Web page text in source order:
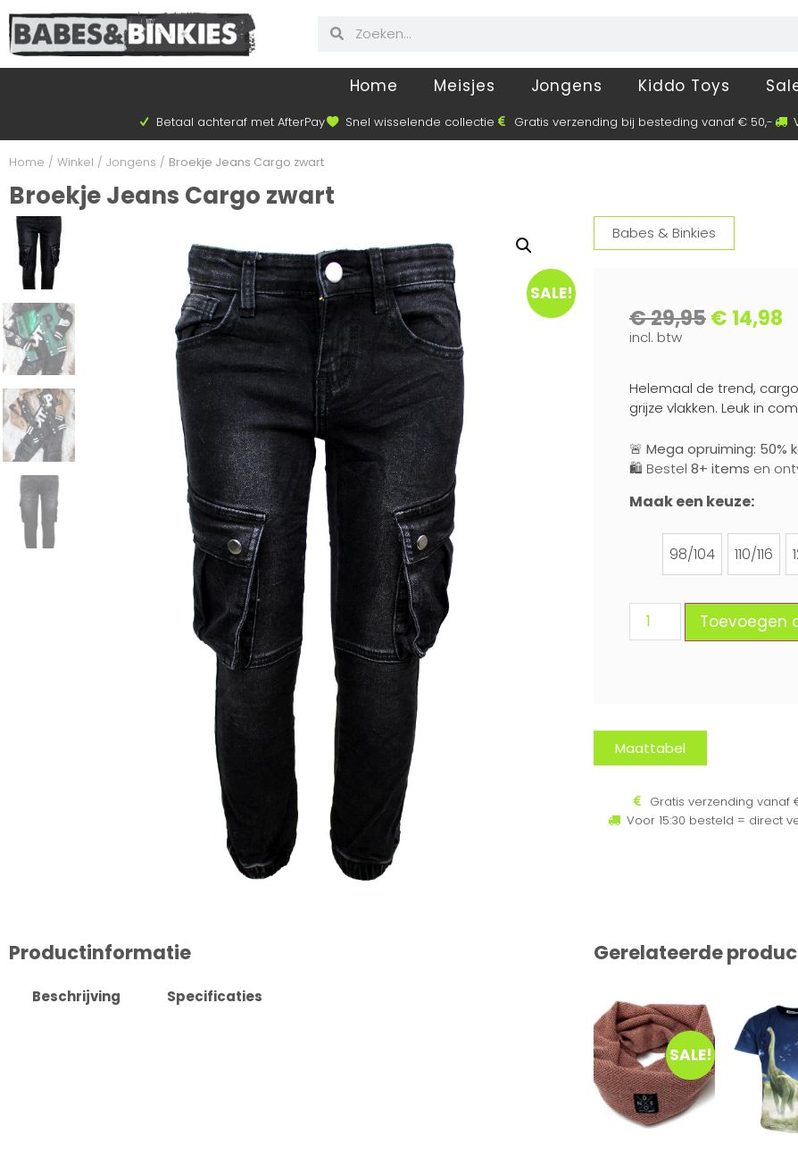
Home Meisjes Jongens Kiddo Toys
Betaal achteraf met AfterPay Snel wisselende collectie Gratis verzending bij besteding vanaf € 50,-
Home / Winkel / Jongens / Broekje Jeans Cargo zwart
Broekje Jeans Cargo zwart
SALE!
Babes & Binkies
€29,95€ 14,98
incl. btw
Helemaal de trend,
grijze vlakken. Leuk in
🚨 Mega opruiming: 50%
🛍️ Bestel 8+ items en
Maak een keuze:
98/104
98/104
110/116
110/116
Toevoegen
Maattabel
Gratis verzending vanaf
Voor 15:30 besteld = direct
Productinformatie
Beschrijving Specificaties
Gerelateerde
SALE!